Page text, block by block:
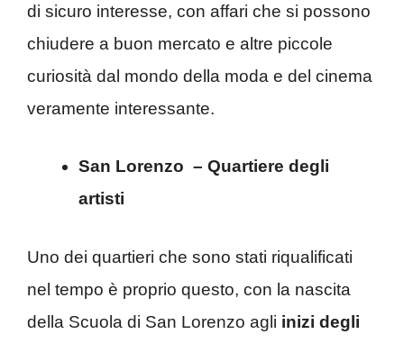
di sicuro interesse, con affari che si possono
chiudere a buon mercato e altre piccole
curiosità dal mondo della moda e del cinema
veramente interessante.
San Lorenzo – Quartiere degli
artisti
Uno dei quartieri che sono stati riqualificati
nel tempo è proprio questo, con la nascita
della Scuola di San Lorenzo agli inizi degli